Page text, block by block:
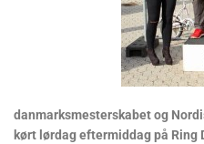
danmarksmesterskabet og
kørt lørdag eftermiddag på Ring